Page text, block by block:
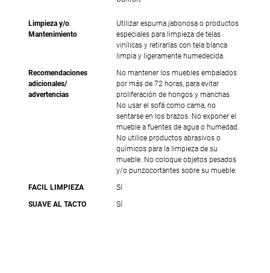
Limpieza y/o
Mantenimiento
Utilizar espuma jabonosa o productos
especiales para limpieza de telas
vinílicas y retirarlas con tela blanca
limpia y ligeramente humedecida.
Recomendaciones
adicionales/
advertencias
No mantener los muebles embalados
por más de 72 horas, para evitar
proliferación de hongos y manchas.
No usar el sofá como cama, no
sentarse en los brazos. No exponer el
mueble a fuentes de agua o humedad.
No utilice productos abrasivos o
químicos para la limpieza de su
mueble. No coloque objetos pesados
y/o punzocortantes sobre su mueble.
FACIL LIMPIEZA
Sí
SUAVE AL TACTO
Sí